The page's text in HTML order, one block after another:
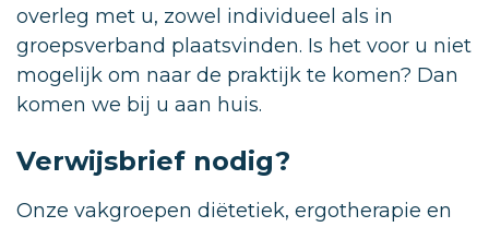
overleg met u, zowel individueel als in
groepsverband plaatsvinden. Is het voor u niet
mogelijk om naar de praktijk te komen? Dan
komen we bij u aan huis.
Verwijsbrief nodig?
Onze vakgroepen diëtetiek, ergotherapie en